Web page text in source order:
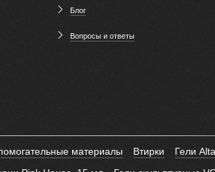
Блог
Вопросы и ответы
материалы Втирки Гели